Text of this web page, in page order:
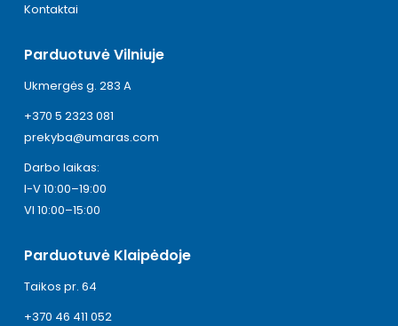
Kontaktai
Parduotuvė Vilniuje
Ukmergės g. 283 A
+370 5 2323 081
prekyba@umaras.com
Darbo laikas:
I-V 10:00–19:00
VI 10:00–15:00
Parduotuvė Klaipėdoje
Taikos pr. 64
+370 46 411 052